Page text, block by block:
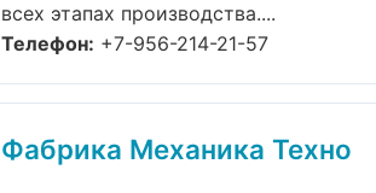
всех этапах производства....
Телефон: +7-956-214-21-57
Фабрика Механика Техно